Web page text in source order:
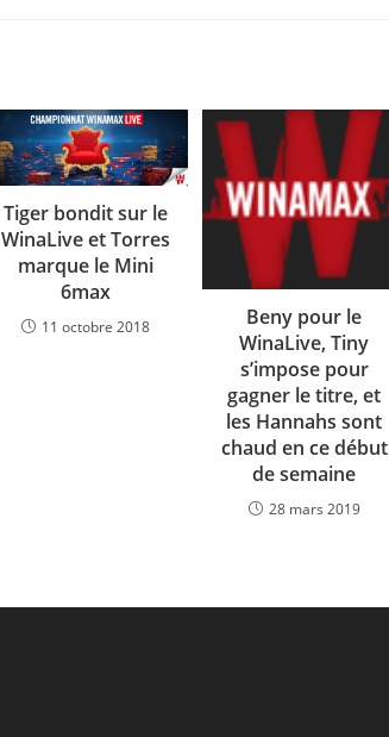
Tiger bondit sur le
WinaLive et Torres
marque le Mini
6max
11 octobre 2018
Beny pour le
WinaLive, Tiny
s’impose pour
gagner le titre, et
les Hannahs sont
chaud en ce début
de semaine
28 mars 2019